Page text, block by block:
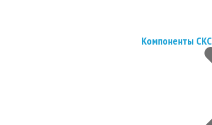
Компоненты СКС